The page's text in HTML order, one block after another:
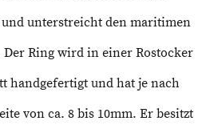
unterstreicht den maritimen
Ring wird in einer Rostocker
handgefertigt und hat je nach
von ca. 8 bis 10mm. Er besitzt